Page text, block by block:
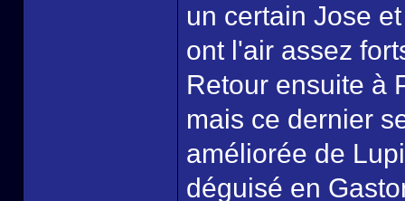
un certain Jose
ont l'air assez
Retour ensuite à
mais ce dernier
améliorée de
déguisé en